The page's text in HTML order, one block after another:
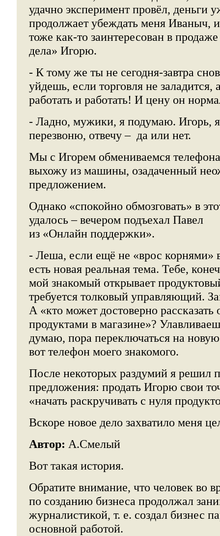
удачно эксперимент провёл, деньги
продолжает убеждать меня Иваныч,
тоже как-то заинтересован в
дела» Игорю.
- К тому же ты не сегодня-завтра
уйдешь, если торговля не заладится,
работать и работать! И цену он
- Ладно, мужики, я подумаю. Игорь, я
перезвоню, отвечу – да или нет.
Мы с Игорем обмениваемся
выхожу из машины, озадаченный
предложением.
Однако «спокойно обмозговать» в
удалось – вечером подъехал Павел
из «Онлайн поддержки».
- Леша, если ещё не «врос корнями»
есть новая реальная тема. Тебе,
мой знакомый открывает
требуется толковый управляющий.
А «кто может достоверно рассказать
продуктами в магазине»?
думаю, пора переключаться на
вот телефон моего знакомого.
После некоторых раздумий я решил
предложения: продать Игорю свои
«начать раскручивать с нуля
Вскоре новое дело захватило меня
Автор: А.Смелый
Вот такая история.
Обратите внимание, что человек во
по созданию бизнеса продолжал
журналистикой, т. е. создал бизнес
основной работой.